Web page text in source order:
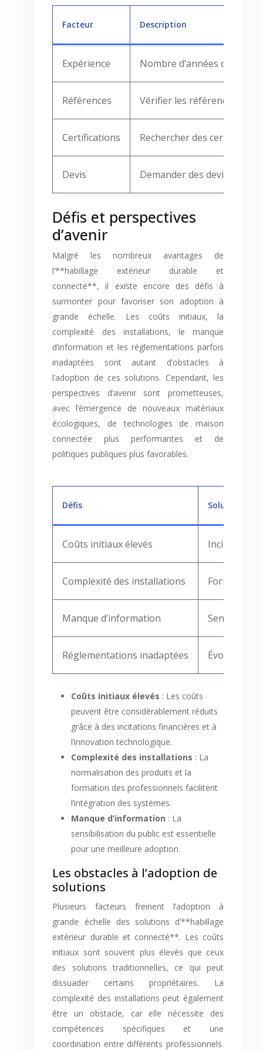
Facteur Description
Expérience Nombre d’années
Références Vérifier les références et
Certifications Rechercher des
Devis Demander des devis
Défis et perspectives
d’avenir
Malgré les nombreux avantages de
l’**habillage extérieur durable et
connecté**, il existe encore des défis à
surmonter pour favoriser son adoption à
grande échelle. Les coûts initiaux, la
complexité des installations, le manque
d’information et les réglementations parfois
inadaptées sont autant d’obstacles à
l’adoption de ces solutions. Cependant, les
perspectives d’avenir sont prometteuses,
avec l’émergence de nouveaux matériaux
écologiques, de technologies de maison
connectée plus performantes et de
politiques publiques plus favorables.
Défis Solutions
Coûts initiaux élevés Incitations
Complexité des installations Formation
Manque d’information
Réglementations inadaptées Évolution
Coûts initiaux élevés : Les coûts
peuvent être considérablement réduits
grâce à des incitations financières et à
l’innovation technologique.
Complexité des installations : La
normalisation des produits et la
formation des professionnels facilitent
l’intégration des systèmes.
Manque d’information : La
sensibilisation du public est essentielle
pour une meilleure adoption.
Les obstacles à l’adoption de
solutions
Plusieurs facteurs freinent l’adoption à
grande échelle des solutions d’**habillage
extérieur durable et connecté**. Les coûts
initiaux sont souvent plus élevés que ceux
des solutions traditionnelles, ce qui peut
dissuader certains propriétaires. La
complexité des installations peut également
être un obstacle, car elle nécessite des
compétences spécifiques et une
coordination entre différents professionnels.